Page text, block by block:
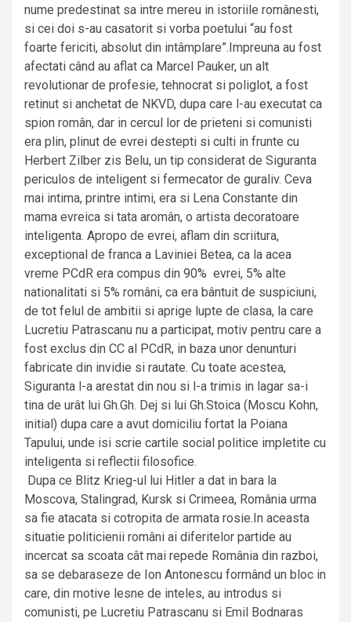
nume predestinat sa intre mereu in istoriile românesti,
si cei doi s-au casatorit si vorba poetului “au fost
foarte fericiti, absolut din intâmplare”.Impreuna au fost
afectati când au aflat ca Marcel Pauker, un alt
revolutionar de profesie, tehnocrat si poliglot, a fost
retinut si anchetat de NKVD, dupa care l-au executat ca
spion român, dar in cercul lor de prieteni si comunisti
era plin, plinut de evrei destepti si culti in frunte cu
Herbert Zilber zis Belu, un tip considerat de Siguranta
periculos de inteligent si fermecator de guraliv. Ceva
mai intima, printre intimi, era si Lena Constante din
mama evreica si tata aromân, o artista decoratoare
inteligenta. Apropo de evrei, aflam din scriitura,
exceptional de franca a Laviniei Betea, ca la acea
vreme PCdR era compus din 90% evrei, 5% alte
nationalitati si 5% români, ca era bântuit de suspiciuni,
de tot felul de ambitii si aprige lupte de clasa, la care
Lucretiu Patrascanu nu a participat, motiv pentru care a
fost exclus din CC al PCdR, in baza unor denunturi
fabricate din invidie si rautate. Cu toate acestea,
Siguranta l-a arestat din nou si l-a trimis in lagar sa-i
tina de urât lui Gh.Gh. Dej si lui Gh.Stoica (Moscu Kohn,
initial) dupa care a avut domiciliu fortat la Poiana
Tapului, unde isi scrie cartile social politice impletite cu
inteligenta si reflectii filosofice.
Dupa ce Blitz Krieg-ul lui Hitler a dat in bara la
Moscova, Stalingrad, Kursk si Crimeea, România urma
sa fie atacata si cotropita de armata rosie.In aceasta
situatie politicienii români ai diferitelor partide au
incercat sa scoata cât mai repede România din razboi,
sa se debaraseze de Ion Antonescu formând un bloc in
care, din motive lesne de inteles, au introdus si
comunisti, pe Lucretiu Patrascanu si Emil Bodnaras